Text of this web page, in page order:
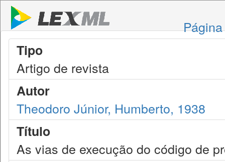
Tipo
Artigo de revista
Autor
Theodoro Júnior, Humberto, 1938
Título
As vias de execução do código de